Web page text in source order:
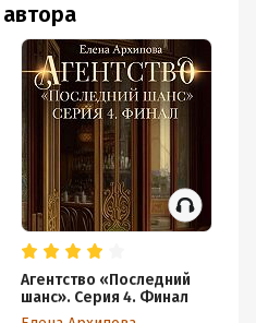
Агентство «Последний
шанс». Серия 4. Финал